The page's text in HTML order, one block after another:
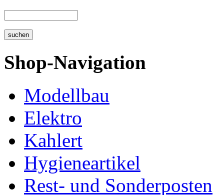
Shop-Navigation
Modellbau
Elektro
Kahlert
Hygieneartikel
Rest- und Sonderposten